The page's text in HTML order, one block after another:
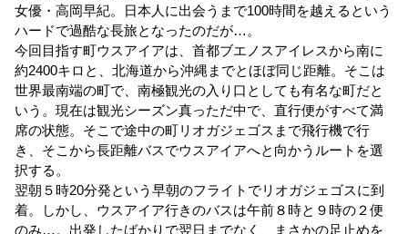
女優・高岡早紀。日本人に出会うまで100時間を越えるという
ハードで過酷な長旅となったのだが…。
今回目指す町ウスアイアは、首都ブエノスアイレスから南に
約2400キロと、北海道から沖縄までとほぼ同じ距離。そこは
世界最南端の町で、南極観光の入り口としても有名な町だと
いう。現在は観光シーズン真っただ中で、直行便がすべて満
席の状態。そこで途中の町リオガジェゴスまで飛行機で行
き、そこから長距離バスでウスアイアへと向かうルートを選
択する。
翌朝５時20分発という早朝のフライトでリオガジェゴスに到
着。しかし、ウスアイア行きのバスは午前８時と９時の２便
のみ…。出発したばかりで翌日までなく、まさかの足止めを